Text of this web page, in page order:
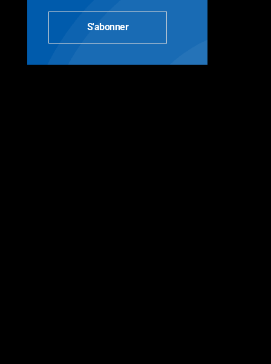
S'abonner